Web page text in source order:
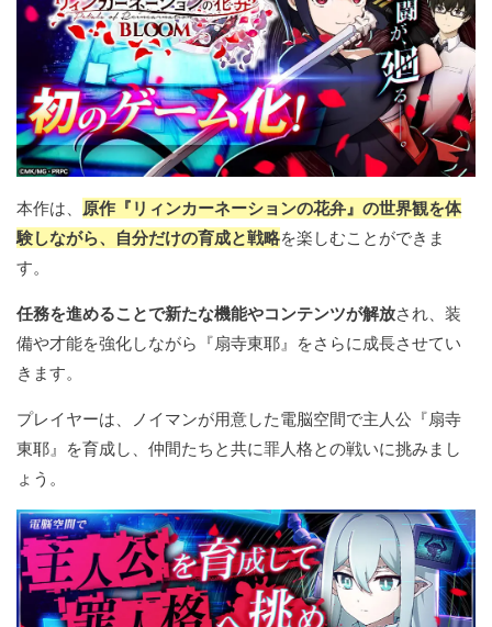
本作は、 原作『リィンカーネーションの花弁』の世界観を体
験しながら、自分だけの育成と戦略を楽しむことができま
す。
任務を進めることで新たな機能やコンテンツが解放され、装
備や才能を強化しながら『扇寺東耶』をさらに成長させてい
きます。
プレイヤーは、ノイマンが用意した電脳空間で主人公『扇寺
東耶』を育成し、仲間たちと共に罪人格との戦いに挑みまし
ょう。